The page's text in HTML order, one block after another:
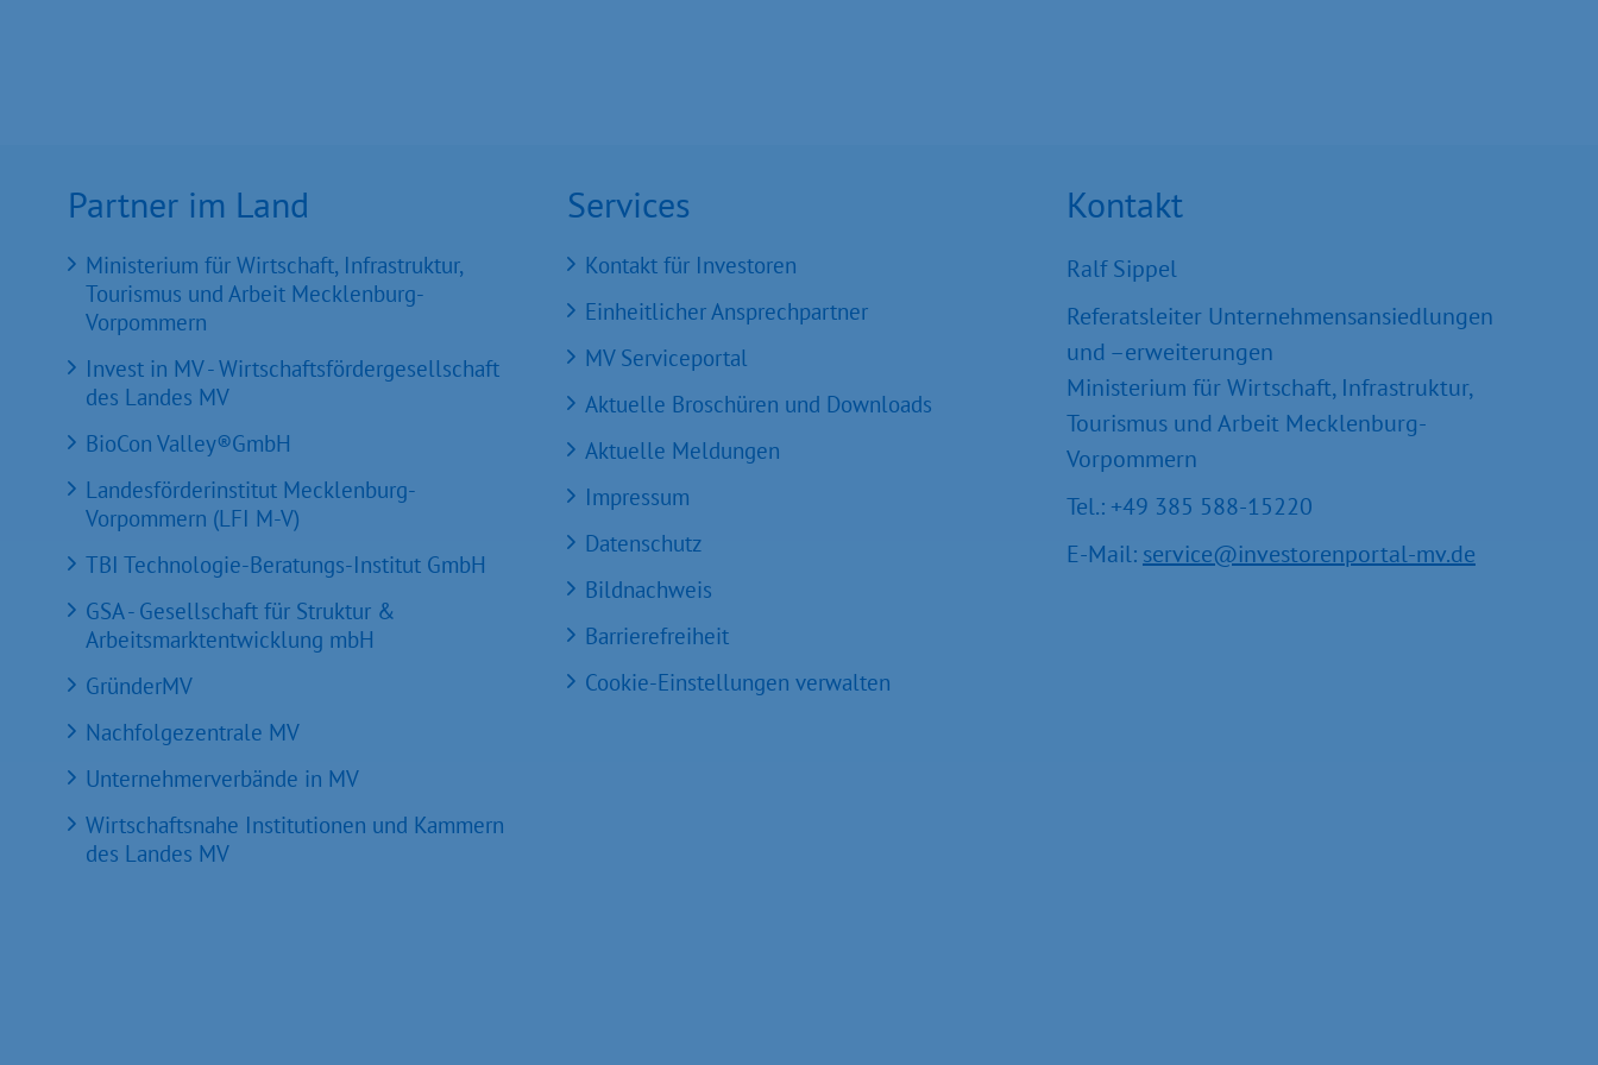
Partner im Land
Ministerium für Wirtschaft, Infrastruktur,
Tourismus und Arbeit Mecklenburg-
Vorpommern
Invest in MV - Wirtschaftsfördergesellschaft
des Landes MV
BioCon Valley®GmbH
Landesförderinstitut Mecklenburg-
Vorpommern (LFI M-V)
TBI Technologie-Beratungs-Institut GmbH
GSA - Gesellschaft für Struktur &
Arbeitsmarktentwicklung mbH
GründerMV
Nachfolgezentrale MV
Unternehmerverbände in MV
Wirtschaftsnahe Institutionen und Kammern
des Landes MV
Services
Kontakt für Investoren
Einheitlicher Ansprechpartner
MV Serviceportal
Aktuelle Broschüren und Downloads
Aktuelle Meldungen
Impressum
Datenschutz
Bildnachweis
Barrierefreiheit
Cookie-Einstellungen verwalten
Kontakt
Ralf Sippel
Referatsleiter Unternehmensansiedlungen
und –erweiterungen
Ministerium für Wirtschaft, Infrastruktur,
Tourismus und Arbeit Mecklenburg-
Vorpommern
Tel.: +49 385 588-15220
E-Mail: service@investorenportal-mv.de